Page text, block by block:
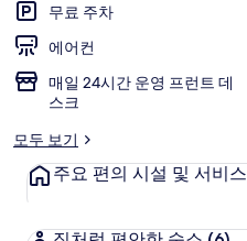
무료 주차
에어컨
매일 24시간 운영 프런트 데
스크
모두 보기
주요 편의 시설 및 서비스